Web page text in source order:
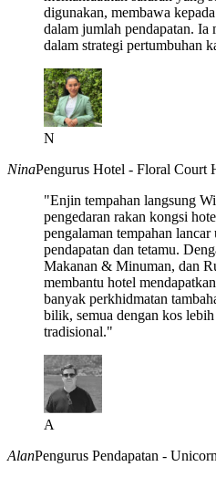
digunakan, membawa
dalam jumlah pendapatan. Ia
dalam strategi pertumbuhan
N
NinaPengurus Hotel - Floral Court
"Enjin tempahan langsung
pengedaran rakan kongsi
pengalaman tempahan
pendapatan dan tetamu.
Makanan & Minuman, dan
membantu hotel
banyak perkhidmatan
bilik, semua dengan kos
tradisional."
A
AlanPengurus Pendapatan -